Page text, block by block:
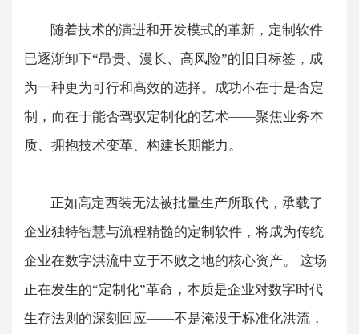
随着技术的演进和开发模式的革新，定制软件
已逐渐卸下“昂贵、漫长、高风险”的旧日标签，成
为一种更为可行和高效的选择。成功不在于是否定
制，而在于能否驾驭定制化的艺术——聚焦业务本
质、拥抱技术变革、构建长期能力。
​​正如高定西装无法被批量生产所取代，承载了
企业独特智慧与流程精髓的定制软件，将成为传统
企业在数字洪流中立于不败之地的核心资产。​​ 这场
正在发生的“定制化”革命，本质是企业对数字时代
生存法则的深刻回应——不是淹没于标准化洪流，